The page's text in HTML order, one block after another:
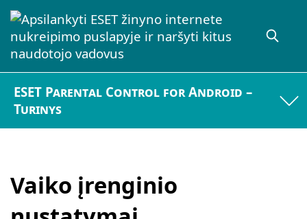
ESET Parental Control for Android –
Turinys
Vaiko įrenginio